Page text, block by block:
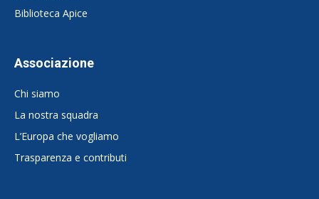
Biblioteca Apice
Associazione
Chi siamo
La nostra squadra
L’Europa che vogliamo
Trasparenza e contributi